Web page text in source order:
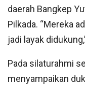
daerah Bangkep
Pilkada. “Mereka
jadi layak
Pada silaturahmi
menyampaikan